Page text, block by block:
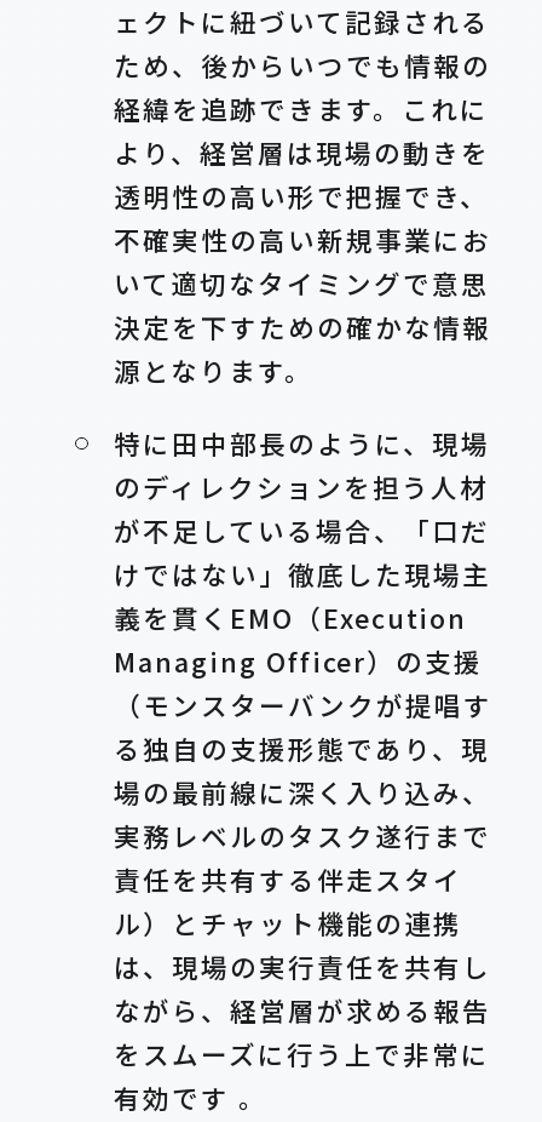
ェクトに紐づいて記録される
ため、後からいつでも情報の
経緯を追跡できます。これに
より、経営層は現場の動きを
透明性の高い形で把握でき、
不確実性の高い新規事業にお
いて適切なタイミングで意思
決定を下すための確かな情報
源となります。
特に田中部長のように、現場
のディレクションを担う人材
が不足している場合、「口だ
けではない」徹底した現場主
義を貫くEMO（Execution
Managing Officer）の支援
（モンスターバンクが提唱す
る独自の支援形態であり、現
場の最前線に深く入り込み、
実務レベルのタスク遂行まで
責任を共有する伴走スタイ
ル）とチャット機能の連携
は、現場の実行責任を共有し
ながら、経営層が求める報告
をスムーズに行う上で非常に
有効です 。